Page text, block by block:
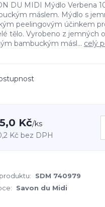
DU MIDI Mýdlo Verbena
máslem. Mýdlo s
peelingovým účinkem
tělo. Vyrobeno z jemných
bambuckým másl... celý
Kč/ks
Kč bez DPH
SDM 740979
Savon du Midi